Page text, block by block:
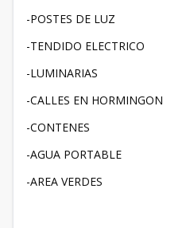
-POSTES DE LUZ
-TENDIDO ELECTRICO
-LUMINARIAS
-CALLES EN HORMINGON
-CONTENES
-AGUA PORTABLE
-AREA VERDES